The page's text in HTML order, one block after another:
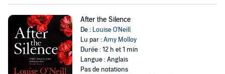
After the Silence
De : Louise O'Neill
Lu par :Amy Molloy
Durée : 12 h et 1 min
Langue : Anglais
Pas de notations